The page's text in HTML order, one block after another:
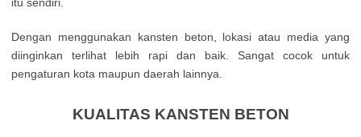
itu sendiri.
Dengan menggunakan kansten beton, lokasi atau media yang
diinginkan terlihat lebih rapi dan baik. Sangat cocok untuk
pengaturan kota maupun daerah lainnya.
KUALITAS KANSTEN BETON